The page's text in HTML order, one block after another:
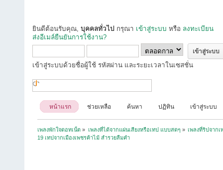
ยินดีต้อนรับคุณ, บุคคลทั่วไป กรุณา เข้าสู่ระบบ หรือ ลงทะเบียน
ส่งอีเมล์ยืนยันการใช้งาน?
เข้าสู่ระบบด้วยชื่อผู้ใช้ รหัสผ่าน และระยะเวลาในเซสชั่น
หน้าแรก ช่วยเหลือ ค้นหา ปฏิทิน เข้าสู่ระบบ
เพลงพักใจดอทเน็ต » เพลงที่ได้จากแผ่นเสียงหรือเทป แบบสดๆ » เพลงที่ริปจาก
19 เทปจากเมืองเพชรค้าไม้ สำรวยลืมคำ